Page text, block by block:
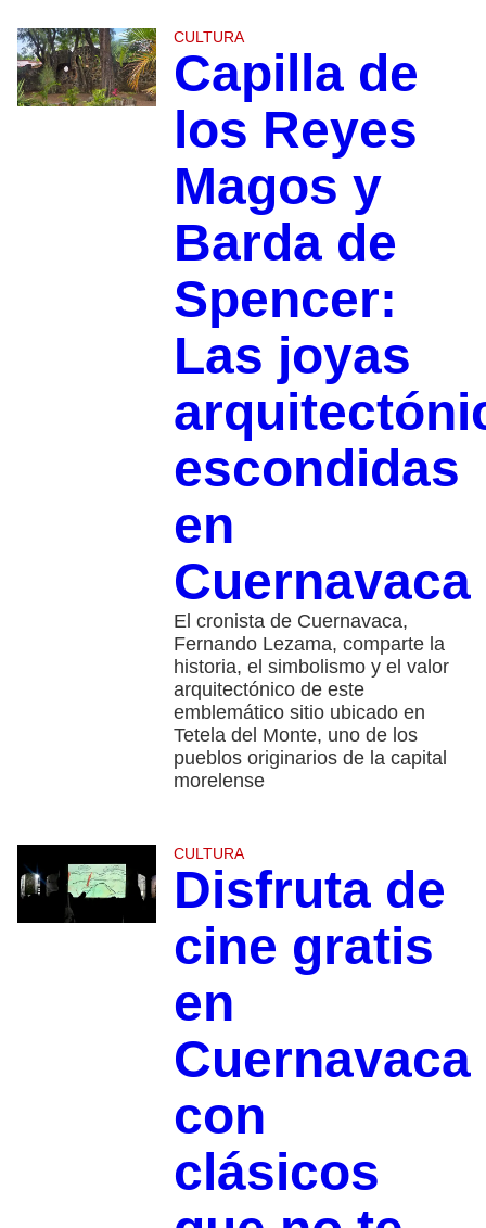
CULTURA
Capilla de
los Reyes
Magos y
Barda de
Spencer:
Las joyas
escondidas
en
Cuernavaca
El cronista de Cuernavaca,
Fernando Lezama, comparte la
historia, el simbolismo y el valor
arquitectónico de este
emblemático sitio ubicado en
Tetela del Monte, uno de los
pueblos originarios de la capital
morelense
CULTURA
Disfruta de
cine gratis
en
Cuernavaca
con
clásicos